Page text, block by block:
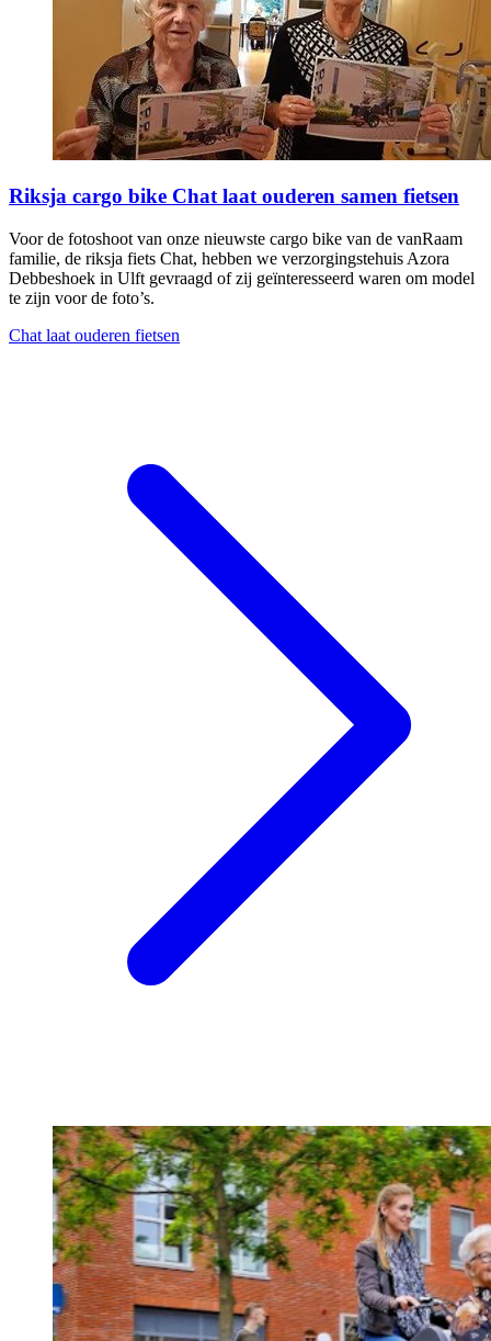
Riksja cargo bike Chat laat ouderen samen fietsen
Voor de fotoshoot van onze nieuwste cargo bike van de vanRaam
familie, de riksja fiets Chat, hebben we verzorgingstehuis Azora
Debbeshoek in Ulft gevraagd of zij geïnteresseerd waren om model
te zijn voor de foto’s.
Chat laat ouderen fietsen